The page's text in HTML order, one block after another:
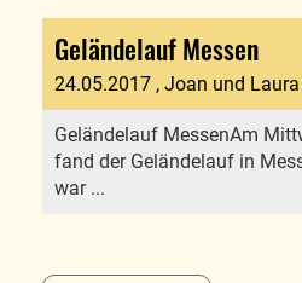
Geländelauf Messen
24.05.2017 , Joan und
Geländelauf MessenAm
fand der Geländelauf in
war ...